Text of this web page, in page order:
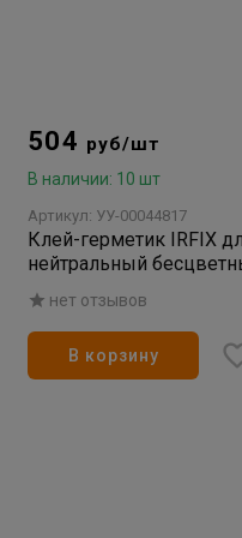
504 руб/шт
В наличии: 10 шт
Артикул: УУ-00044817
Клей-герметик IRFIX
нейтральный
нет отзывов
В корзину